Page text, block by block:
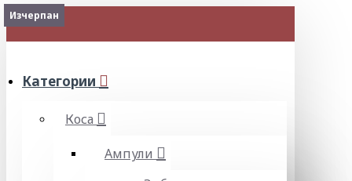
МЕНЮ
Категории
Коса
Ампули
Изчерпан
Изчерпан
Изчерпан